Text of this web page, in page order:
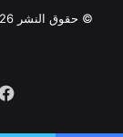
© حقوق النشر 2026، جميع الحقوق محفوظة |